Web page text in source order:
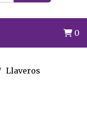
0
Llaveros